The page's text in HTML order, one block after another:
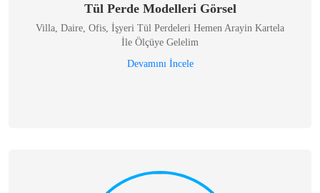
Tül Perde Modelleri Görsel
Villa, Daire, Ofis, İşyeri Tül Perdeleri Hemen Arayin Kartela
İle Ölçüye Gelelim
Devamını İncele